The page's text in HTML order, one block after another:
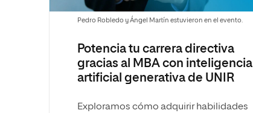
Pedro Robledo y Ángel Martín estuvieron en el evento.
Potencia tu carrera directiva
gracias al MBA con inteligencia
artificial generativa de UNIR
Exploramos cómo adquirir habilidades